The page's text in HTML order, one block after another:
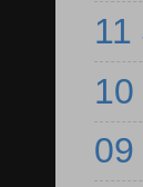
11
10
09